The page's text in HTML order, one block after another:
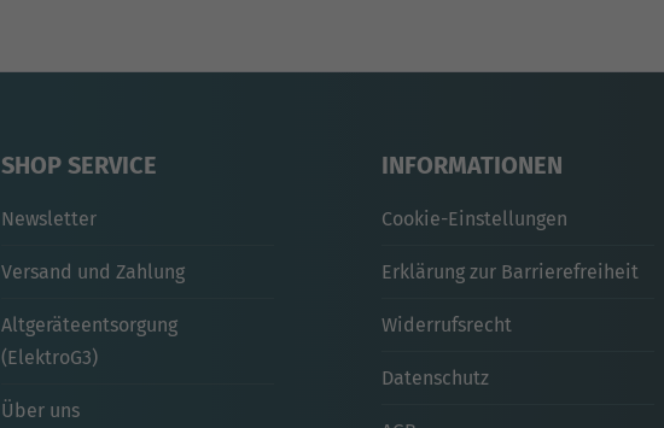
SHOP SERVICE
Newsletter
Versand und Zahlung
Altgeräteentsorgung
(ElektroG3)
Über uns
INFORMATIONEN
Cookie-Einstellungen
Erklärung zur Barrierefreiheit
Widerrufsrecht
Datenschutz